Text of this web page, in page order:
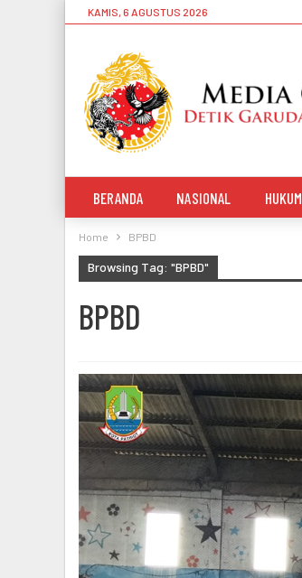
KAMIS, 6 AGUSTUS 2026
BERANDA NASIONAL HUKUM
Home BPBD
Browsing Tag: "BPBD"
BPBD